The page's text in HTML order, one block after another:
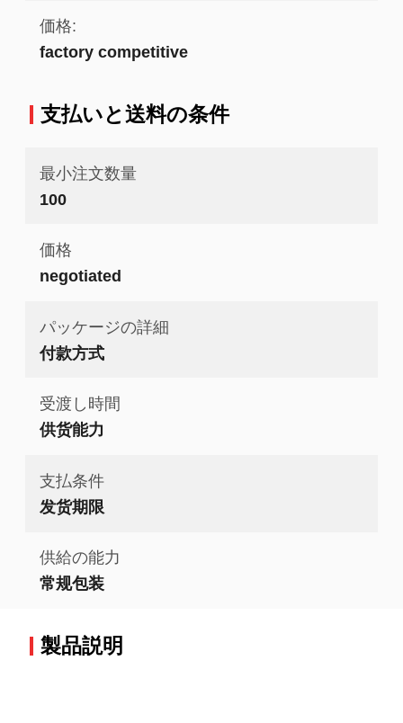
価格:
factory competitive
支払いと送料の条件
最小注文数量
100
価格
negotiated
パッケージの詳細
付款方式
受渡し時間
供货能力
支払条件
发货期限
供給の能力
常规包装
製品説明